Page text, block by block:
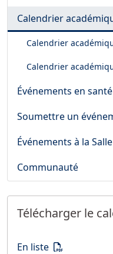
Calendrier
Calendrier
Calendrier
Événements en santé
Soumettre un
Événements à la
Communauté
Télécharger le
Télécharger le
En liste (PDF)